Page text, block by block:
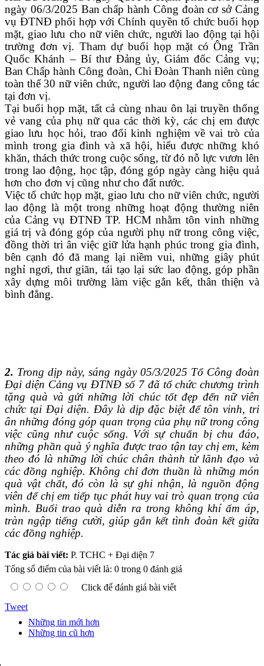
ngày 06/3/2025 Ban chấp hành Công đoàn cơ sở Cảng
vụ ĐTNĐ phối hợp với Chính quyền tổ chức buổi họp
mặt, giao lưu cho nữ viên chức, người lao động tại hội
trường đơn vị. Tham dự buổi họp mặt có Ông Trần
Quốc Khánh – Bí thư Đảng ủy, Giám đốc Cảng vụ;
Ban Chấp hành Công đoàn, Chi Đoàn Thanh niên cùng
toàn thể 30 nữ viên chức, người lao động đang công tác
tại đơn vị.
Tại buổi họp mặt, tất cả cùng nhau ôn lại truyền thống
vẻ vang của phụ nữ qua các thời kỳ, các chị em được
giao lưu học hỏi, trao đổi kinh nghiệm về vai trò của
mình trong gia đình và xã hội, hiểu được những khó
khăn, thách thức trong cuộc sống, từ đó nỗ lực vươn lên
trong lao động, học tập, đóng góp ngày càng hiệu quả
hơn cho đơn vị cũng như cho đất nước.
Việc tổ chức họp mặt, giao lưu cho nữ viên chức, người
lao động là một trong những hoạt động thường niên
của Cảng vụ ĐTNĐ TP. HCM nhằm tôn vinh những
giá trị và đóng góp của người phụ nữ trong công việc,
đồng thời tri ân việc giữ lửa hạnh phúc trong gia đình,
bên cạnh đó đã mang lại niềm vui, những giây phút
nghỉ ngơi, thư giãn, tái tạo lại sức lao động, góp phần
xây dựng môi trường làm việc gắn kết, thân thiện và
bình đẳng.
2. Trong dịp này, sáng ngày 05/3/2025 Tổ Công đoàn
Đại diện Cảng vụ ĐTNĐ số 7 đã tổ chức chương trình
tặng quà và gửi những lời chúc tốt đẹp đến nữ viên
chức tại Đại diện. Đây là dịp đặc biệt để tôn vinh, tri
ân những đóng góp quan trọng của phụ nữ trong công
việc cũng như cuộc sống. Với sự chuẩn bị chu đáo,
những phần quà ý nghĩa được trao tận tay chị em, kèm
theo đó là những lời chúc chân thành từ lãnh đạo và
các đồng nghiệp. Không chỉ đơn thuần là những món
quà vật chất, đó còn là sự ghi nhận, là nguồn động
viên để chị em tiếp tục phát huy vai trò quan trọng của
mình. Buổi trao quà diễn ra trong không khí ấm áp,
tràn ngập tiếng cười, giúp gắn kết tình đoàn kết giữa
các đồng nghiệp.
Tác giả bài viết: P. TCHC + Đại diện 7
Tổng số điểm của bài viết là: 0 trong 0 đánh giá
Click để đánh giá bài viết
Tweet
Những tin mới hơn
Những tin cũ hơn